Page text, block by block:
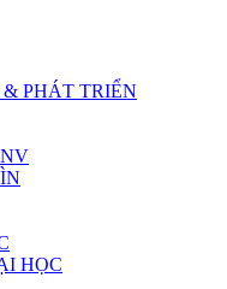
PHÁT TRIỂN
HỌC